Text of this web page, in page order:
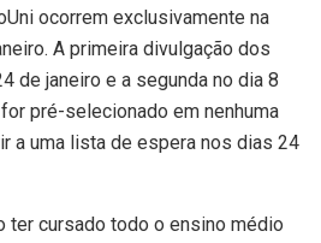
ocorrem exclusivamente na
A primeira divulgação dos
de janeiro e a segunda no dia 8
pré-selecionado em nenhuma
a uma lista de espera nos dias 24
ter cursado todo o ensino médio